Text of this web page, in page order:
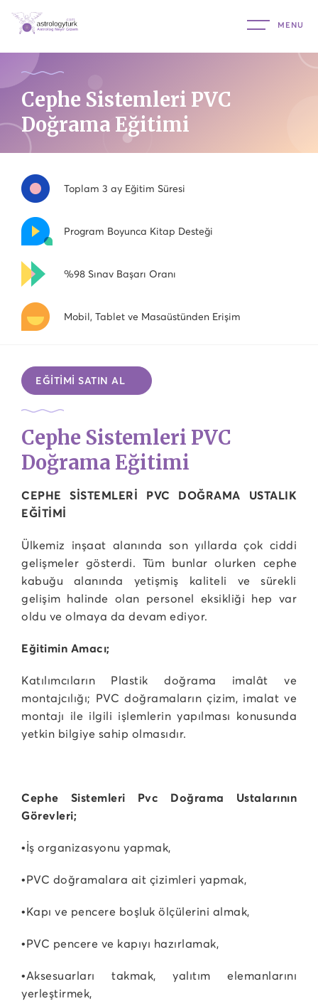
Cephe Sistemleri PVC
Doğrama Eğitimi
Toplam 3 ay Eğitim Süresi
Program Boyunca Kitap Desteği
%98 Sınav Başarı Oranı
Mobil, Tablet ve Masaüstünden Erişim
EĞİTİMİ SATIN AL
Cephe Sistemleri PVC
Doğrama Eğitimi
CEPHE SİSTEMLERİ PVC DOĞRAMA USTALIK
EĞİTİMİ
Ülkemiz inşaat alanında son yıllarda çok ciddi
gelişmeler gösterdi. Tüm bunlar olurken cephe
kabuğu alanında yetişmiş kaliteli ve sürekli
gelişim halinde olan personel eksikliği hep var
oldu ve olmaya da devam ediyor.
Eğitimin Amacı;
Katılımcıların Plastik doğrama imalât ve
montajcılığı; PVC doğramaların çizim, imalat ve
montajı ile ilgili işlemlerin yapılması konusunda
yetkin bilgiye sahip olmasıdır.
Cephe Sistemleri Pvc Doğrama Ustalarının
Görevleri;
•İş organizasyonu yapmak,
•PVC doğramalara ait çizimleri yapmak,
•Kapı ve pencere boşluk ölçülerini almak,
•PVC pencere ve kapıyı hazırlamak,
•Aksesuarları takmak, yalıtım elemanlarını
yerleştirmek,